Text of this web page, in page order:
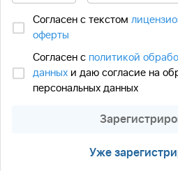
Согласен с текстом
оферты
Согласен с политикой
данных и даю согласие на
персональных данных
Уже